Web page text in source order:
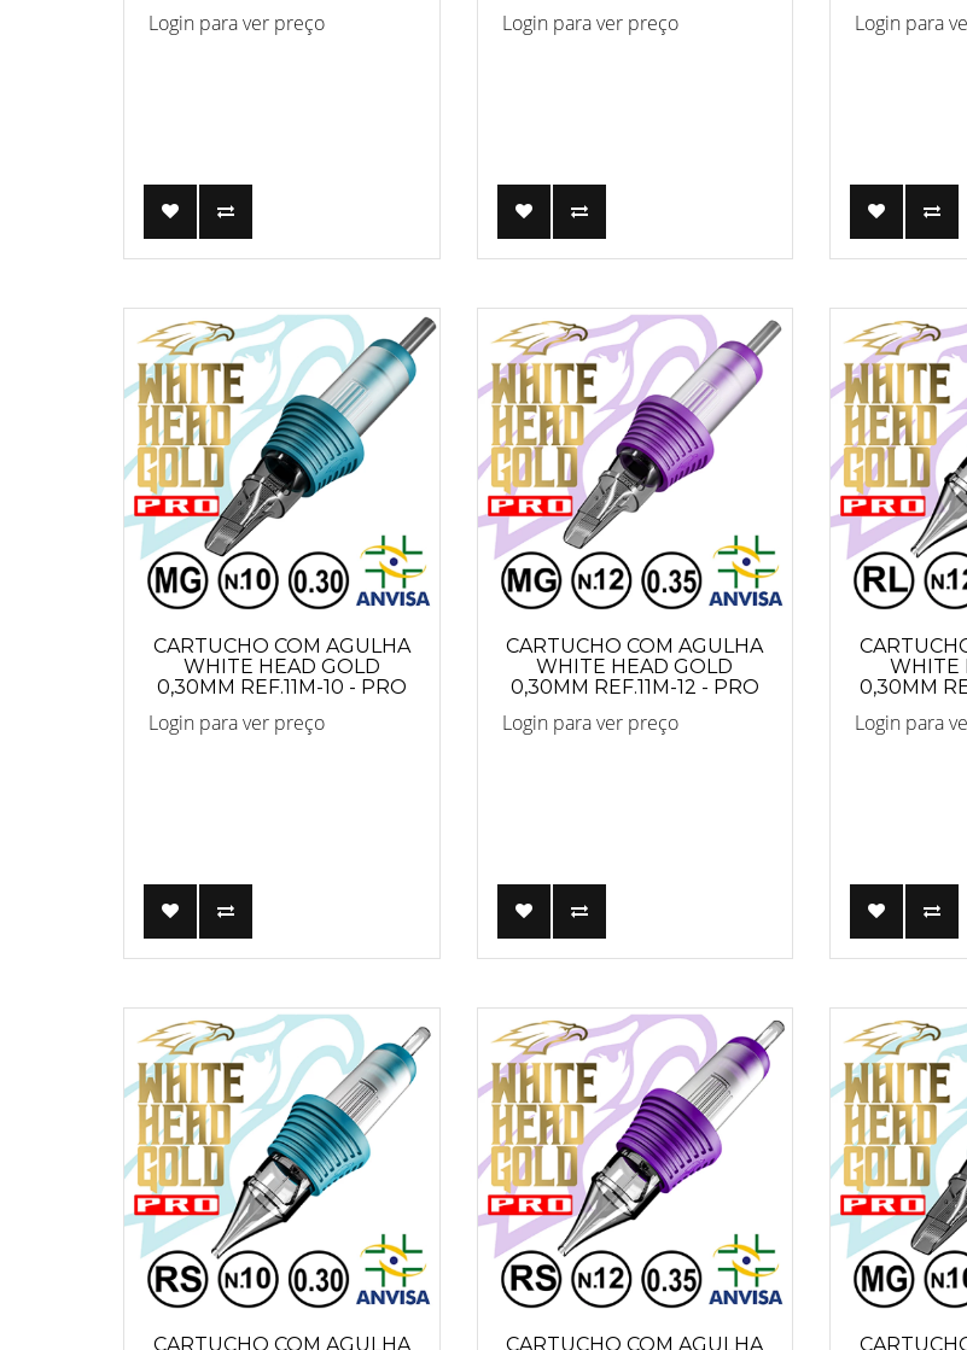
Login para ver preço Login para ver preço Login para
CARTUCHO COM AGULHA
WHITE HEAD GOLD
0,30MM REF.11M-10 - PRO
Login para ver preço
CARTUCHO COM AGULHA
WHITE HEAD GOLD
0,30MM REF.11M-12 - PRO
Login para ver preço
WHITE
0,30MM
Login para
CARTUCHO COM AGULHA CARTUCHO COM AGULHA